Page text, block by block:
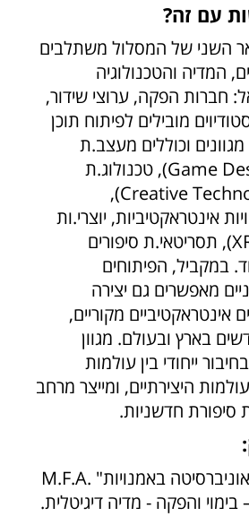
עם זה?
השני של המסלול משתלבים
המדיה והטכנולוגיה
חברות הפקה, ערוצי שידור,
מובילים לפיתוח תוכן
וכוללים מעצב.ת
משחקים (Game Designers), טכנולוג.ת
יצירתי.ת (Creative Technologists),
אינטראקטיביות, יוצרי.ות
מציאות מורחבת (XR), תסריטאי.ת סיפורים
במקביל, הפיתוחים
מאפשרים גם יצירה
אינטראקטיביים מקוריים,
בארץ ובעולם. מגוון
ייחודי בין עולמות
היצירתיים, ומייצר מרחב
סיפורת חדשניות.
תואר שני "מוסמך אוניברסיטה באמנויות" .M.F.A
בימוי והפקה - מדיה דיגיטלית.